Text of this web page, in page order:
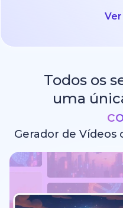
Todos os
uma
Gerador de Vídeos